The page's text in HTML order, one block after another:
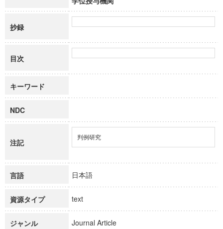
抄録
目次
キーワード
NDC
注記
判例研究
言語 日本語
資源タイプ text
ジャンル Journal Article